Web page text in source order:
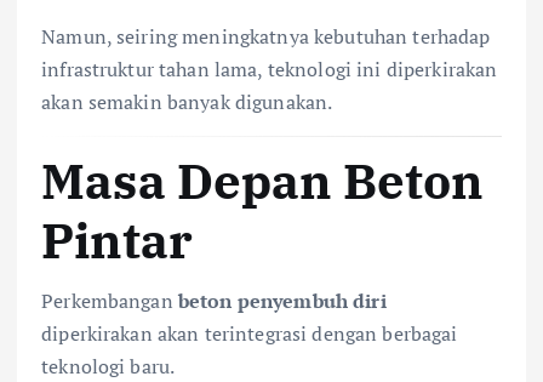
Namun, seiring meningkatnya kebutuhan terhadap
infrastruktur tahan lama, teknologi ini diperkirakan
akan semakin banyak digunakan.
Masa Depan Beton
Pintar
Perkembangan beton penyembuh diri
diperkirakan akan terintegrasi dengan berbagai
teknologi baru.